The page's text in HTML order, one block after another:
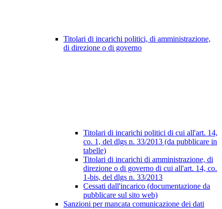
Titolari di incarichi politici, di amministrazione,
di direzione o di governo
Titolari di incarichi politici di cui all'art. 14,
co. 1, del dlgs n. 33/2013 (da pubblicare in
tabelle)
Titolari di incarichi di amministrazione, di
direzione o di governo di cui all'art. 14, co.
1-bis, del dlgs n. 33/2013
Cessati dall'incarico (documentazione da
pubblicare sul sito web)
Sanzioni per mancata comunicazione dei dati